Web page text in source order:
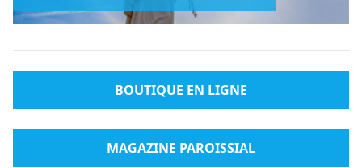
BOUTIQUE EN LIGNE
MAGAZINE PAROISSIAL